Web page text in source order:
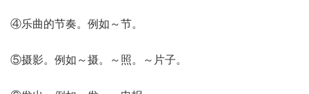
④乐曲的节奏。例如～节。
⑤摄影。例如～摄。～照。～片子。